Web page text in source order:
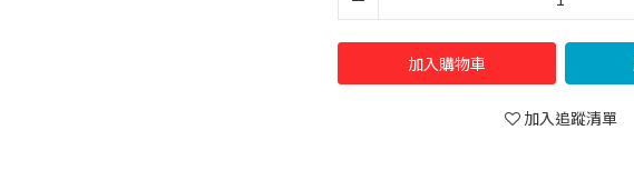
加入購物車
加入追蹤清單